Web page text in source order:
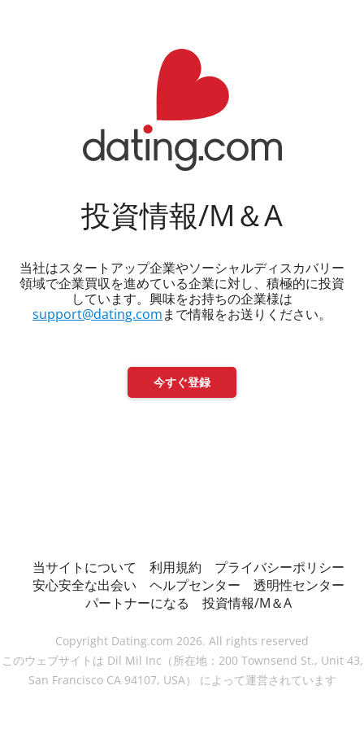
投資情報/M＆A
当社はスタートアップ企業やソーシャルディスカバリー
領域で企業買収を進めている企業に対し、積極的に投資
しています。興味をお持ちの企業様は
support@dating.comまで情報をお送りください。
今すぐ登録
当サイトについて 利用規約
プライバシーポリシー
安心安全な出会い
ヘルプセンター
透明性センター
パートナーになる
投資情報/M＆A
Copyright Dating.com 2026. All rights reserved
このウェブサイトは Dil Mil Inc（所在地：200 Townsend St., Unit 43,
San Francisco CA 94107, USA） によって運営されています